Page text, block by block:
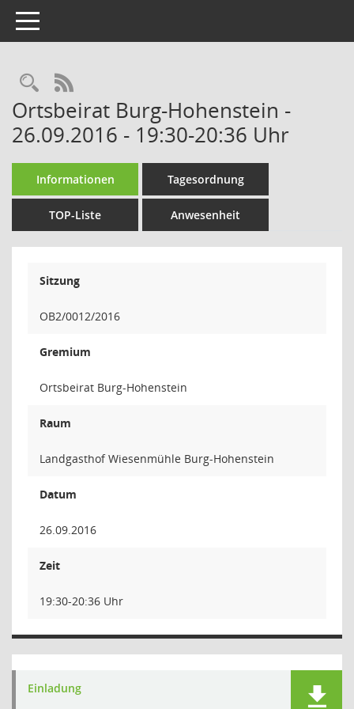
Toggle navigation
Rechercheauswahl
RSS-Feed
Ortsbeirat Burg-Hohenstein -
26.09.2016 - 19:30-20:36 Uhr
Informationen Tagesordnung
TOP-Liste Anwesenheit
Sitzung
OB2/0012/2016
Gremium
Ortsbeirat Burg-Hohenstein
Raum
Landgasthof Wiesenmühle Burg-Hohenstein
Datum
26.09.2016
Zeit
19:30-20:36 Uhr
Einladung